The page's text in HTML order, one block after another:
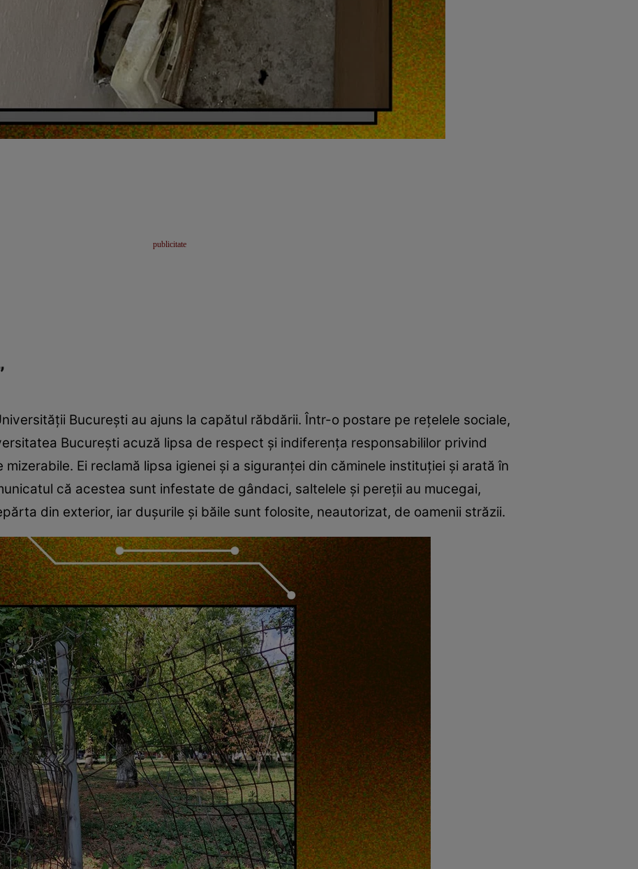
București au ajuns la capătul răbdării. Într-o postare pe rețelele sociale,
Bucureşti acuză lipsa de respect și indiferența responsabililor privind
Ei reclamă lipsa igienei și a siguranţei din căminele instituţiei și arată în
că acestea sunt infestate de gândaci, saltelele şi pereţii au mucegai,
din exterior, iar duşurile şi băile sunt folosite, neautorizat, de oamenii străzii.